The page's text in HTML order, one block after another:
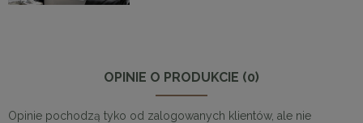
OPINIE O PRODUKCIE (0)
Opinie pochodzą tyko od zalogowanych klientów, ale nie